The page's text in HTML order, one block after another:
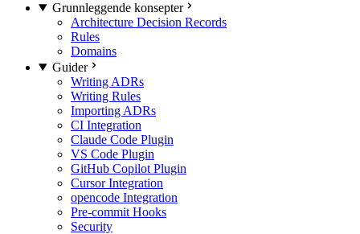
Grunnleggende konsepter
Architecture Decision Records
Rules
Domains
Guider
Writing ADRs
Writing Rules
Importing ADRs
CI Integration
Claude Code Plugin
VS Code Plugin
GitHub Copilot Plugin
Cursor Integration
opencode Integration
Pre-commit Hooks
Security